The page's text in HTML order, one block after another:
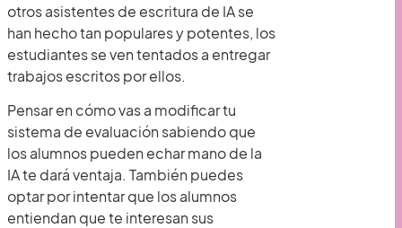
otros asistentes de escritura de IA se
han hecho tan populares y potentes, los
estudiantes se ven tentados a entregar
trabajos escritos por ellos.
Pensar en cómo vas a modificar tu
sistema de evaluación sabiendo que
los alumnos pueden echar mano de la
IA te dará ventaja. También puedes
optar por intentar que los alumnos
entiendan que te interesan sus